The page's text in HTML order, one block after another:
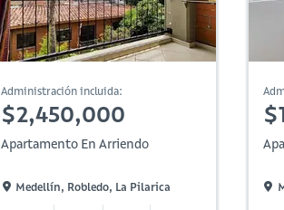
Administración incluida:
$2,450,000
Apartamento En Arriendo
Medellín, Robledo, La Pilarica